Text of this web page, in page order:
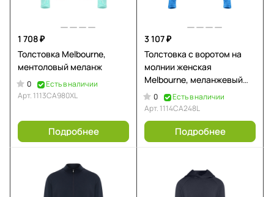
1 708 ₽
Толстовка Melbourne,
ментоловый меланж
0
Есть в наличии
Арт. 1113CA980XL
Подробнее
3 107 ₽
Толстовка с воротом на
молнии женская
Melbourne, меланжевый
королевский синий
0
Есть в наличии
Арт. 1114CA248L
Подробнее